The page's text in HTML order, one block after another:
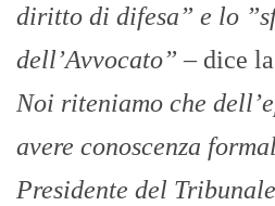
diritto di difesa” e lo
dell’Avvocato”– dice
Noi riteniamo che
avere conoscenza
Presidente del